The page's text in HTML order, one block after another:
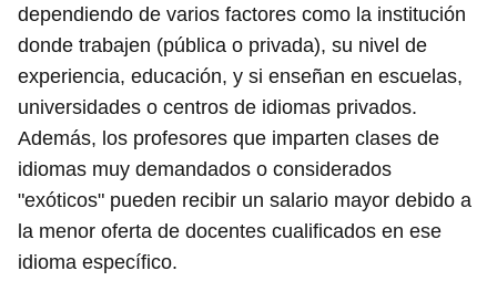
dependiendo de varios factores como la institución
donde trabajen (pública o privada), su nivel de
experiencia, educación, y si enseñan en escuelas,
universidades o centros de idiomas privados.
Además, los profesores que imparten clases de
idiomas muy demandados o considerados
"exóticos" pueden recibir un salario mayor debido a
la menor oferta de docentes cualificados en ese
idioma específico.